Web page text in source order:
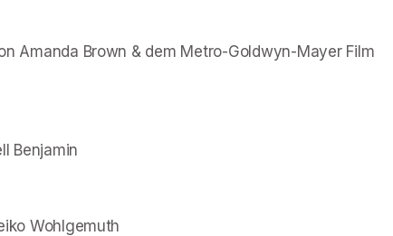
Amanda Brown & dem Metro-Goldwyn-Mayer Film
Benjamin
Wohlgemuth